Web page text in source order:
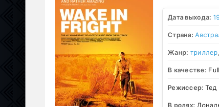
Дата выхода:
Страна:
Жанр: триллер
В качестве:
Режиссер: Тед
В ролях: